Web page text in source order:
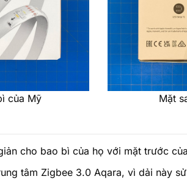
của Mỹ Mặt
cho bao bì của họ với mặt trước
tâm Zigbee 3.0 Aqara, vì dải này